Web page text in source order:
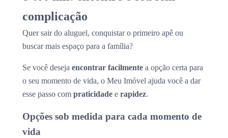
complicação
Quer sair do aluguel, conquistar o primeiro apê ou
buscar mais espaço para a família?
Se você deseja encontrar facilmente a opção certa para
o seu momento de vida, o Meu Imóvel ajuda você a dar
esse passo com praticidade e rapidez.
Opções sob medida para cada momento de
vida